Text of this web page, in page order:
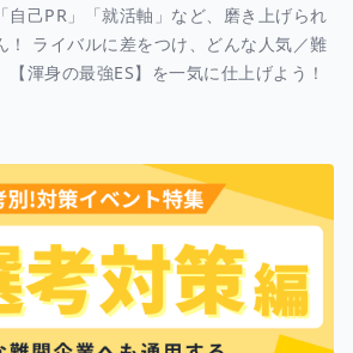
自己PR」「就活軸」など、磨き上げられ
！ ライバルに差をつけ、どんな人気／難
渾身の最強ES】を一気に仕上げよう！